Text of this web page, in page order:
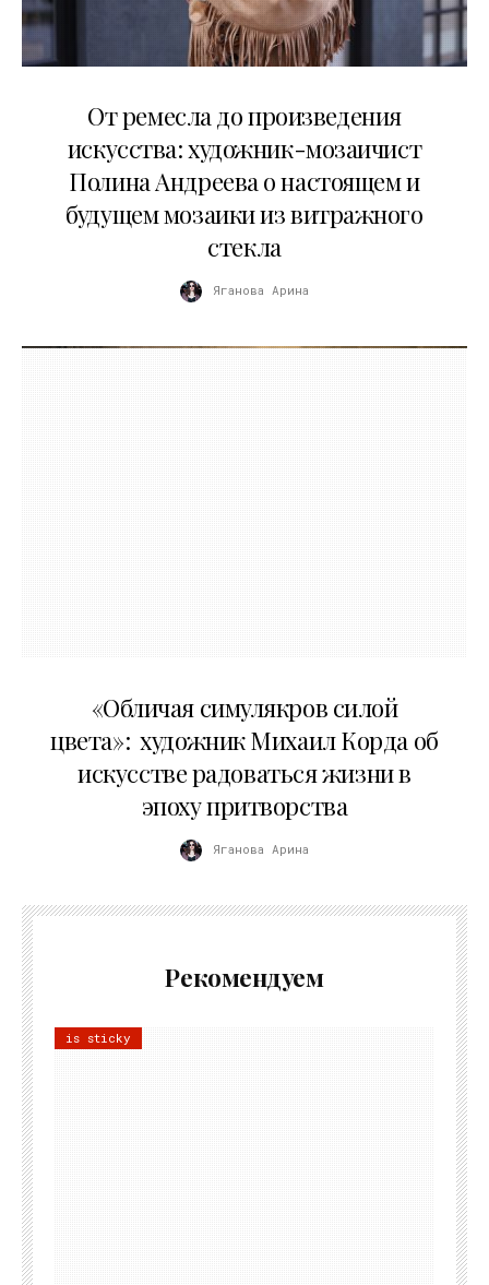
От ремесла до произведения
искусства: художник-мозаичист
Полина Андреева о настоящем и
будущем мозаики из витражного
стекла
Яганова Арина
«Обличая симулякров силой
цвета»: художник Михаил Корда об
искусстве радоваться жизни в
эпоху притворства
Яганова Арина
Рекомендуем
is sticky